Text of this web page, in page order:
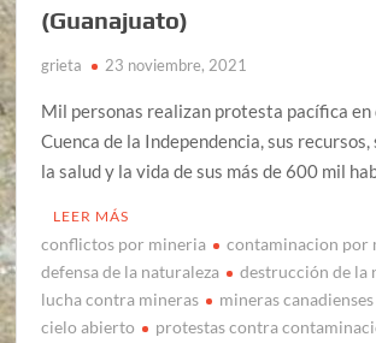
(Guanajuato)
grieta 23 noviembre, 2021
Mil personas realizan protesta pacífica en
Cuenca de la Independencia, sus
la salud y la vida de sus más de 600 mil
LEER MÁS
conflictos por mineria
contaminacion por
defensa de la naturaleza
destrucción de la
lucha contra mineras
mineras canadienses
cielo abierto
protestas contra